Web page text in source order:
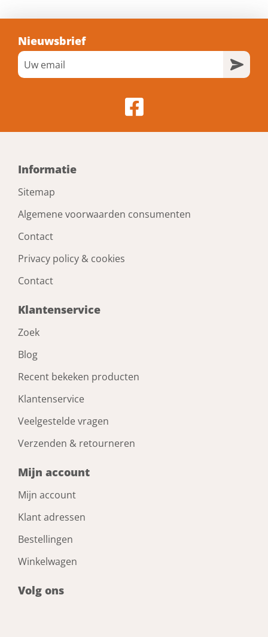
Nieuwsbrief
Informatie
Sitemap
Algemene voorwaarden consumenten
Contact
Privacy policy & cookies
Contact
Klantenservice
Zoek
Blog
Recent bekeken producten
Klantenservice
Veelgestelde vragen
Verzenden & retourneren
Mijn account
Mijn account
Klant adressen
Bestellingen
Winkelwagen
Volg ons